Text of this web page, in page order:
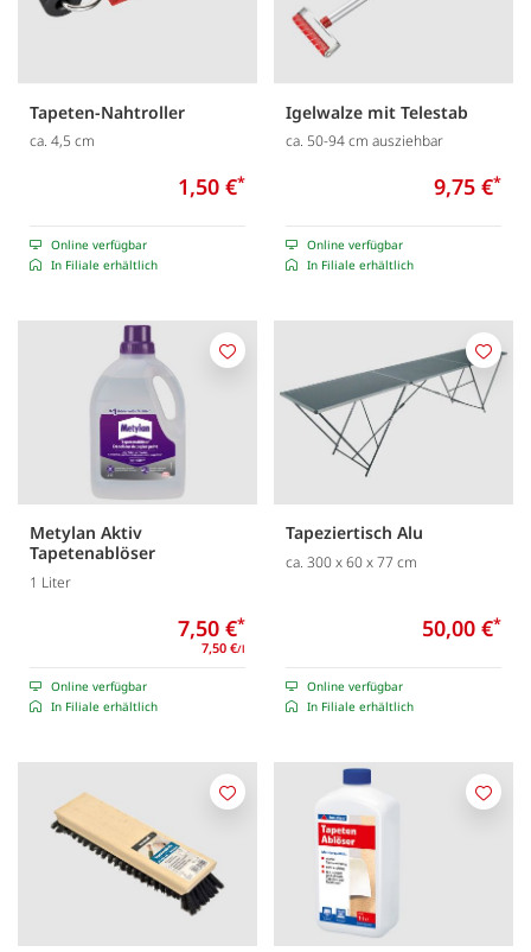
Tapeten-Nahtroller
ca. 4,5 cm
1,50 €*
Online verfügbar
In Filiale erhältlich
Igelwalze mit Telestab
ca. 50-94 cm ausziehbar
9,75 €*
Online verfügbar
In Filiale erhältlich
Metylan Aktiv
Tapetenablöser
1 Liter
7,50 €*
7,50 €/l
Online verfügbar
In Filiale erhältlich
Merken
Tapeziertisch Alu
ca. 300 x 60 x 77 cm
50,00 €*
Online verfügbar
In Filiale erhältlich
Merken